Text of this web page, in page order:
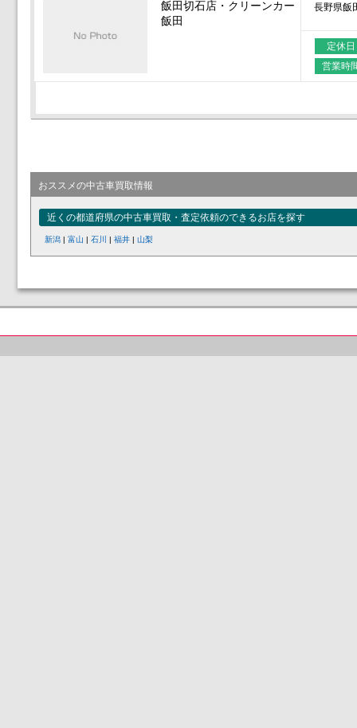
飯田切石店・クリーンカー
飯田
長野県飯
定休日
営業時
おススメの中古車買取情報
近くの都道府県の中古車買取・査定依頼のできるお店を探す
新潟 | 富山 | 石川 | 福井 | 山梨